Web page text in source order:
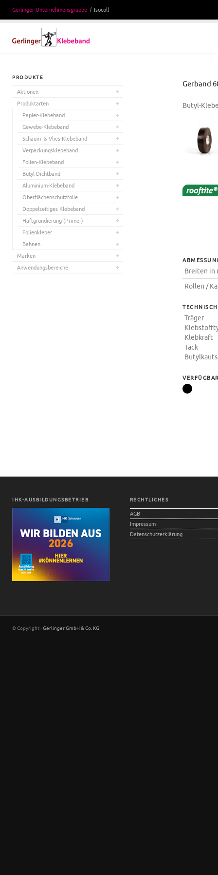
Gerlinger Unternehmensgruppe Isocoll
Gerband
Butyl-
Breiten in
Rollen /
Träger
Klebkraft
Tack
PRODUKTE
Aktionen
Produktarten
Papier-Klebeband
Gewebe-Klebeband
Schaum- & Vlies-Klebeband
Verpackungsklebeband
Folien-Klebeband
Butyl-Dichtband
Aluminium-Klebeband
Oberflächenschutzfolie
Doppelseitiges Klebeband
Haftgrundierung (Primer)
Folienkleber
Bahnen
Marken
Anwendungsbereiche
IHK-AUSBILDUNGSBETRIEB RECHTLICHES
AGB
Impressum
Datenschutzerklärung
© Copyright -Gerlinger GmbH & Co. KG